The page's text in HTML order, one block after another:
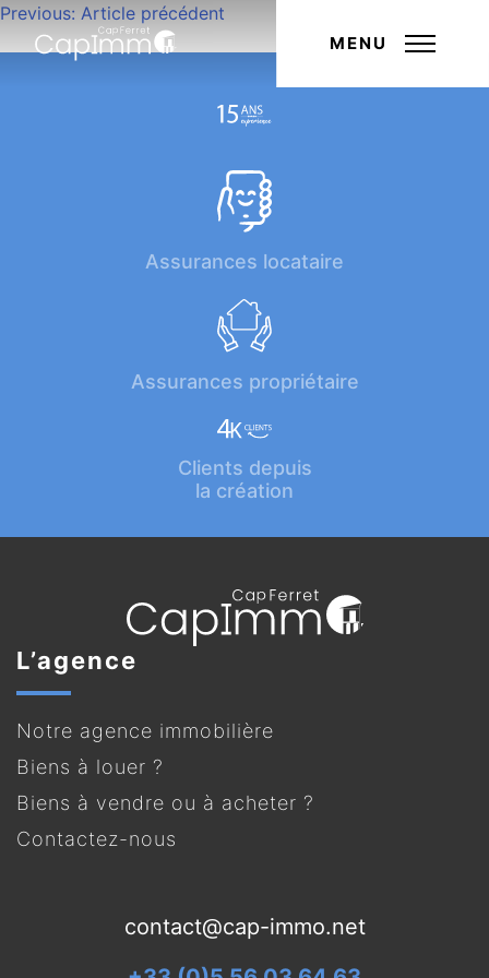
MENU
Navigation
de
Previous: Article précédent
Assurances locataire
Assurances propriétaire
Clients depuis
la création
L’agence
Notre agence immobilière
Biens à louer ?
Biens à vendre ou à acheter ?
Contactez-nous
contact@cap-immo.net